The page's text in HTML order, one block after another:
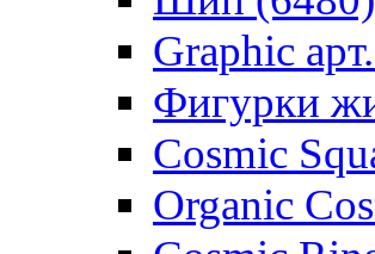
Graphic
Фигурки
Cosmic
Organic